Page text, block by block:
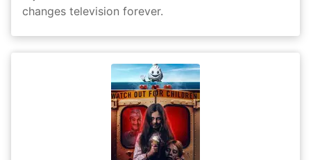
changes television forever.